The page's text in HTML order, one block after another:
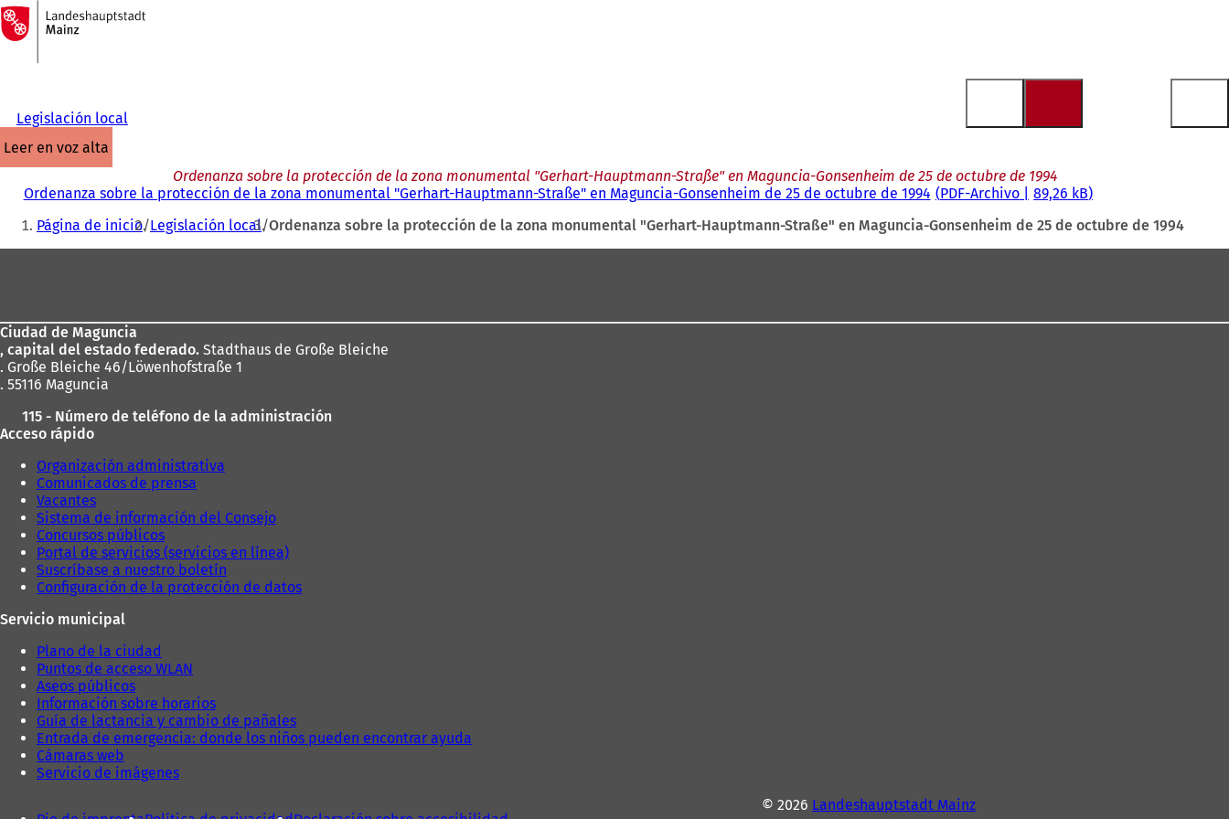
Saltar al contenido
A
la
página
Legislación local
leer en voz alta
Ordenanza sobre la protección de la zona monumental "Gerhart-Hauptmann-Straße" en Maguncia-Gonsenheim de 25 de octubre de 1994
Ordenanza sobre la protección de la zona monumental "Gerhart-Hauptmann-Straße" en Maguncia-Gonsenheim de 25 de octubre de 1994 PDF-Archivo 89,26 kB
Estás
aquí:
Página de inicio Legislación local Ordenanza sobre la protección de la zona monumental "Gerhart-Hauptmann-Straße" en Maguncia-Gonsenheim de 25 de octubre de 1994
pies
Ciudad de Maguncia
, capital del estado federado. Stadthaus de Große Bleiche
. Große Bleiche 46/Löwenhofstraße 1
. 55116 Maguncia
115 - Número de teléfono de la administración
Acceso rápido
Organización administrativa
Comunicados de prensa
Vacantes
Sistema de información del Consejo
Concursos públicos
Portal de servicios (servicios en línea)
Suscríbase a nuestro boletín
Configuración de la protección de datos
Servicio municipal
Plano de la ciudad
Puntos de acceso WLAN
Aseos públicos
Información sobre horarios
Guía de lactancia y cambio de pañales
Entrada de emergencia: donde los niños pueden encontrar ayuda
Cámaras web
Servicio de imágenes
© 2026 Landeshauptstadt Mainz